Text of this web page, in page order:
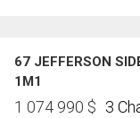
67 JEFFERSON
1M1
1 074 990 $ 3